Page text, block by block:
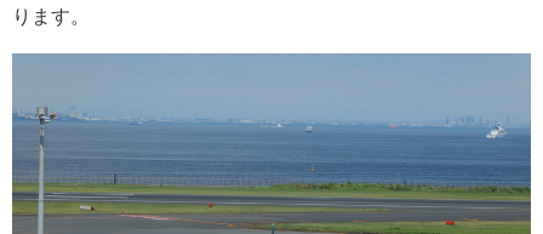
ります。